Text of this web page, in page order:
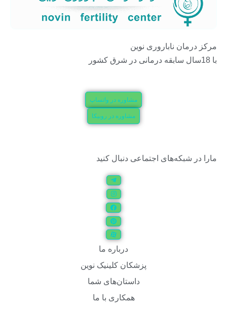
مرکز درمان ناباروری نوین
با 18سال سابقه درمانی در شرق کشور
مشاوره در واتساپ
مشاوره در روبیکا
مارا در شبکه‌های اجتماعی دنبال کنید
درباره ما
پزشکان کلینیک نوین
داستان‌های شما
همکاری با ما